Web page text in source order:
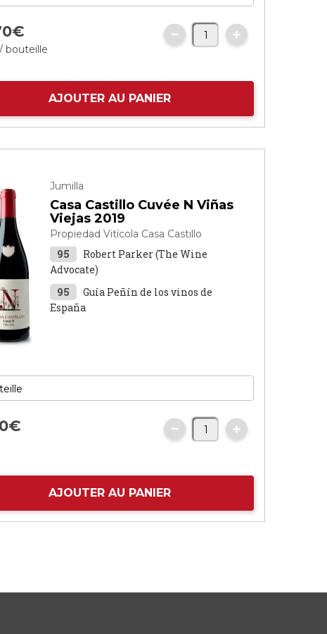
€
/ bouteille
AJOUTER AU PANIER
Jumilla
Casa Castillo Cuvée N Viñas
Viejas 2019
Propiedad Vitícola Casa Castillo
95
Robert Parker (The Wine
Advocate)
95
Guía Peñín de los vinos de
España
€
AJOUTER AU PANIER